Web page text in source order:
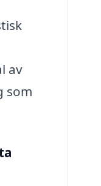
av
som